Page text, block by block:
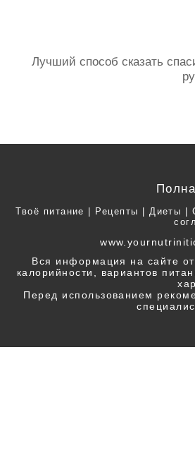
Лучший способ сказать
Твоё питание | Рецепты | Диеты |
Вся информация на сайте
калорийности, вариантов
Перед использованием